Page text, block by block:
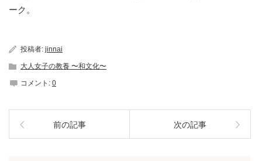
ーク。
投稿者: jinnai
大人女子の教養 〜和文化〜
コメント: 0
前の記事 次の記事